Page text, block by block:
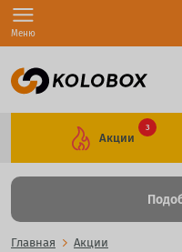
Меню
Акции
3
Главная Акции